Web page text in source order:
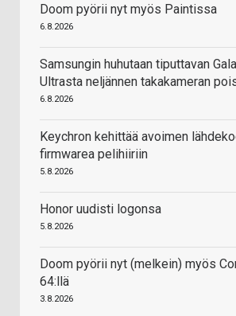
Doom pyörii nyt myös Paintissa
6.8.2026
Samsungin huhutaan tiputtavan
Ultrasta neljännen takakameran
6.8.2026
Keychron kehittää avoimen
firmwarea pelihiiriin
5.8.2026
Honor uudisti logonsa
5.8.2026
Doom pyörii nyt (melkein) myös
64:llä
3.8.2026